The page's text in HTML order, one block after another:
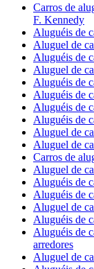
Carros de
F. Kennedy
Aluguéis de
Aluguel de
Aluguéis de
Aluguel de
Aluguéis de
Aluguéis de
Aluguéis de
Aluguéis de
Aluguel de
Aluguel de
Carros de
Aluguel de
Aluguéis de
Aluguéis de
Aluguel de
Aluguéis de
Aluguéis de
arredores
Aluguel de